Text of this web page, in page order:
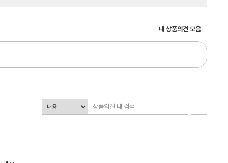
내 상품의견 모음